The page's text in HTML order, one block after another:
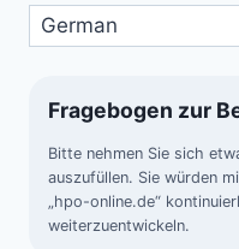
Fragebogen zur
Bitte nehmen Sie sich
auszufüllen. Sie würden
„hpo-online.de“
weiterzuentwickeln.